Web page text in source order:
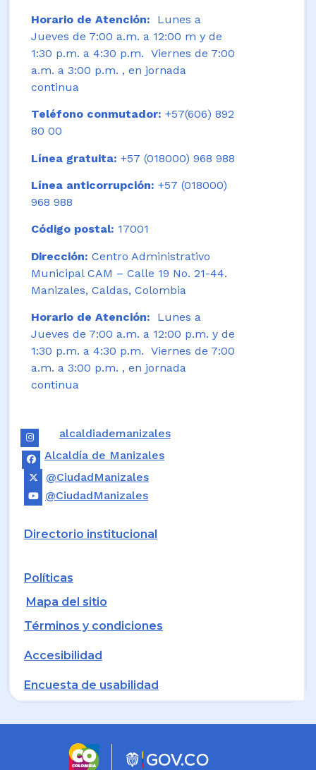
Horario de Atención:
Lunes a
Jueves de 7:00 a.m. a 12:00 m y de
1:30 p.m. a 4:30 p.m. Viernes de 7:00
a.m. a 3:00 p.m. , en jornada
continua
Teléfono conmutador: +57(606) 892
80 00
Línea gratuita: +57 (018000) 968 988
Línea anticorrupción: +57 (018000)
968 988
Código postal: 17001
Dirección: Centro Administrativo
Municipal CAM – Calle 19 No. 21-44.
Manizales, Caldas, Colombia
Horario de Atención: Lunes a
Jueves de 7:00 a.m. a 12:00 p.m. y de
1:30 p.m. a 4:30 p.m. Viernes de 7:00
a.m. a 3:00 p.m. , en jornada
continua
alcaldiademanizales
Alcaldía de Manizales
@CiudadManizales
@CiudadManizales
Directorio institucional
Políticas
Mapa del sitio
Términos y condiciones
Accesibilidad
Encuesta de usabilidad